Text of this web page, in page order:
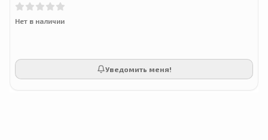
Нет в наличии
Уведомить меня!